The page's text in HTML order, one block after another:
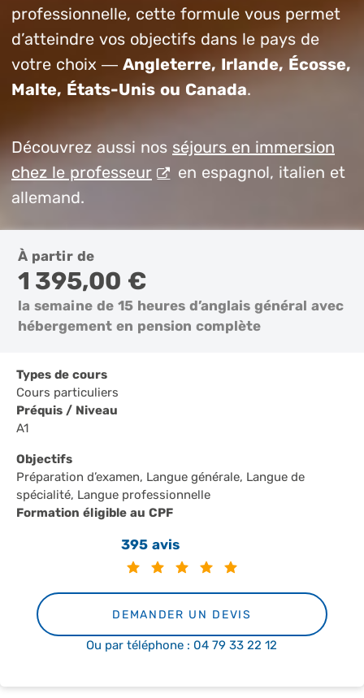
professionnelle, cette formule vous permet
d’atteindre vos objectifs dans le pays de
votre choix — Angleterre, Irlande, Écosse,
Malte, États-Unis ou Canada.
Découvrez aussi nos séjours en immersion
chez le professeur
en espagnol, italien et
allemand.
À partir de
1 395,00 €
la semaine de 15 heures d’anglais général avec
hébergement en pension complète
Types de cours
Cours particuliers
Préquis / Niveau
A1
Objectifs
Préparation d’examen, Langue générale, Langue de
spécialité, Langue professionnelle
Formation éligible au CPF
395 avis
DEMANDER UN DEVIS
Ou par téléphone : 04 79 33 22 12